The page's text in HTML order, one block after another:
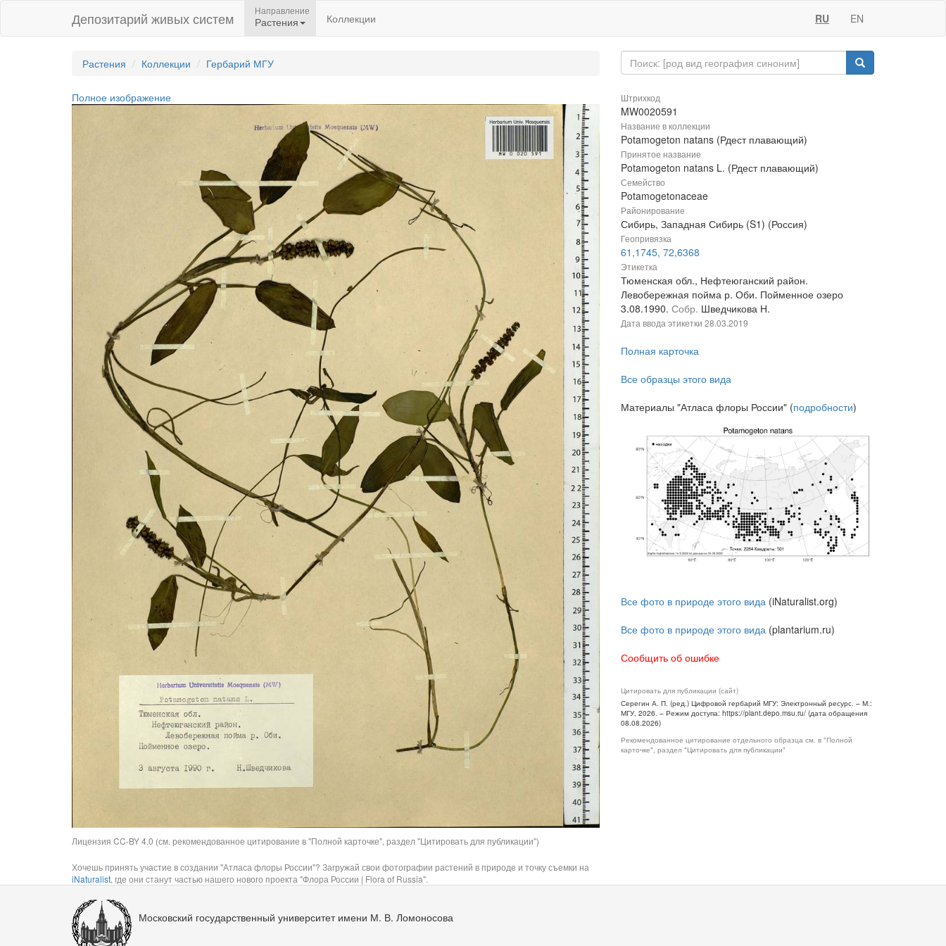
Депозитарий живых систем Направление
Растения Коллекции RU EN
Растения Коллекции Гербарий МГУ
Полное изображение
Лицензия CC-BY 4.0 (см. рекомендованное цитирование в "Полной карточке", раздел "Цитировать для публикации")
Хочешь принять участие в создании "Атласа флоры России"? Загружай свои фотографии растений в природе и точку съемки на
iNaturalist, где они станут частью нашего нового проекта "Флора России | Flora of Russia".
Штрихкод
MW0020591
Название в коллекции
Potamogeton natans (Рдест плавающий)
Принятое название
Potamogeton natans L. (Рдест плавающий)
Семейство
Potamogetonaceae
Районирование
Сибирь, Западная Сибирь (S1) (Россия)
Геопривязка
61,1745, 72,6368
Этикетка
Тюменская обл., Нефтеюганский район.
Левобережная пойма р. Оби. Пойменное озеро
3.08.1990. Собр. Шведчикова Н.
Дата ввода этикетки 28.03.2019
Полная карточка
Все образцы этого вида
Материалы "Атласа флоры России" (подробности)
Все фото в природе этого вида (iNaturalist.org)
Все фото в природе этого вида (plantarium.ru)
Сообщить об ошибке
Цитировать для публикации (сайт)
Серегин А. П. (ред.) Цифровой гербарий МГУ: Электронный ресурс. – М.:
МГУ, 2026. – Режим доступа: https://plant.depo.msu.ru/ (дата обращения
08.08.2026)
Рекомендованное цитирование отдельного образца см. в "Полной
карточке", раздел "Цитировать для публикации"
Московский государственный университет имени М. В. Ломоносова